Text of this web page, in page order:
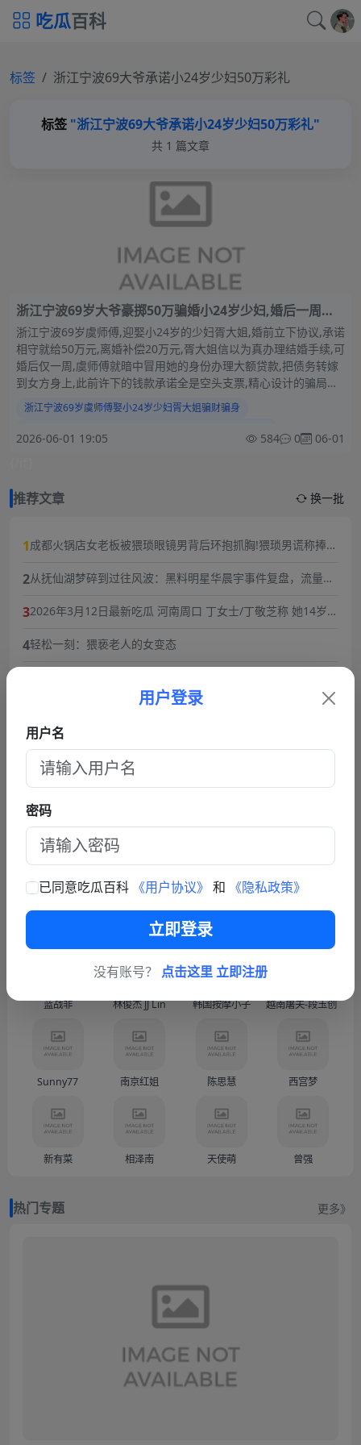
吃瓜百科
标签 浙江宁波69大爷承诺小24岁少妇50万彩礼
标签 "浙江宁波69大爷承诺小24岁少妇50万彩礼"
共 1 篇文章
浙江宁波69岁大爷豪掷50万骗婚小24岁少妇,婚后一周惊
天算计曝光,女方直接崩溃!
浙江宁波69岁虞师傅,迎娶小24岁的少妇胥大姐,婚前立下协议,承诺
相守就给50万元,离婚补偿20万元,胥大姐信以为真办理结婚手续,可
婚后仅一周,虞师傅就暗中冒用她的身份办理大额贷款,把债务转嫁
到女方身上,此前许下的钱款承诺全是空头支票,精心设计的骗局让
胥大姐失身又失财!
浙江宁波69岁虞师傅娶小24岁少妇胥大姐骗财骗身
浙江少妇被69岁老头骗结婚做爱后冒用身份贷款背债
2026-06-01 19:05 584 0 06-01
推荐文章
换一批
1成都火锅店女老板被猥琐眼镜男背后环抱抓胸!猥琐男谎称捧女
2从抚仙湖梦碎到过往风波：黑料明星华晨宇事件复盘，流量与
32026年3月12日最新吃瓜 河南周口 丁女士/丁敬芝称 她14岁时
暴力虐待囚禁
4轻松一刻：猥亵老人的女变态
细巨乳傲人最新一对一高价付费福利兄弟们快来感受榜一大哥
每日轻松一刻4月23日:往阴道里塞辣椒,性瘾者强奸外卖小哥.
查看更多文章
联系我们
商务联系TG: https://t.me/fy587
热门人物 更多
蓝战非 林俊杰 JJ Lin 韩国按摩小子 越南屠夫-段玉创（
Sunny77 南京红姐 陈思慧 西宫梦
新有菜 相泽南 天使萌 曾强
热门专题 更多》
用户登录
用户名
密码
已同意吃瓜百科 《用户协议》 和 《隐私政策》
立即登录
没有账号？ 点击这里 立即注册